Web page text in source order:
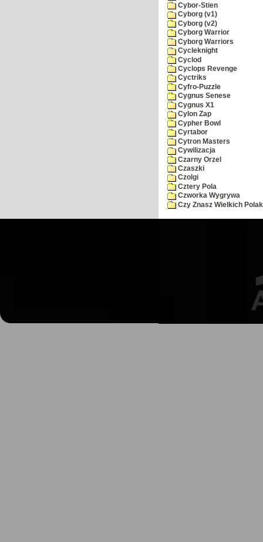
Cybor-Stien
Cyborg (v1)
Cyborg (v2)
Cyborg Warrior
Cyborg Warriors
Cycleknight
Cyclod
Cyclops Revenge
Cyctriks
Cyfro-Puzzle
Cygnus Senese
Cygnus X1
Cylon Zap
Cypher Bowl
Cyrtabor
Cytron Masters
Cywilizacja
Czarny Orzel
Czaszki
Czolgi
Cztery Pola
Czworka Wygrywa
Czy Znasz Wielkich